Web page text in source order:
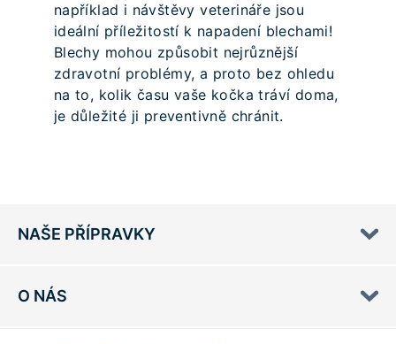
například i návštěvy veterináře jsou
ideální příležitostí k napadení blechami!
Blechy mohou způsobit nejrůznější
zdravotní problémy, a proto bez ohledu
na to, kolik času vaše kočka tráví doma,
je důležité ji preventivně chránit.
NAŠE PŘÍPRAVKY
O NÁS